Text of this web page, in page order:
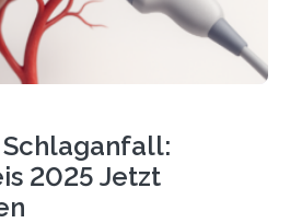
eine gute Nachricht:
in
2025 Jetzt